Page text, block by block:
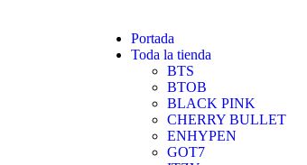
Portada
Toda la tienda
BTS
BTOB
BLACK PINK
CHERRY BULLET
ENHYPEN
GOT7